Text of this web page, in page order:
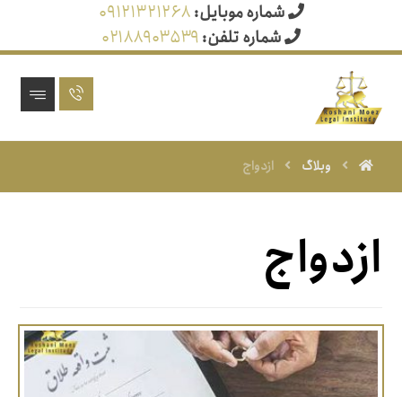
شماره موبایل:۰۹۱۲۱۳۲۱۲۶۸
شماره تلفن:۰۲۱۸۸۹۰۳۵۳۹
وبلاگ ازدواج
ازدواج